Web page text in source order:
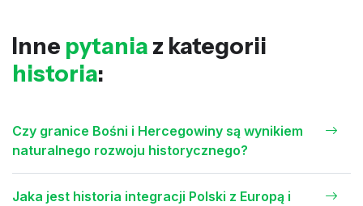
Inne pytania z kategorii
historia:
Czy granice Bośni i Hercegowiny są wynikiem
naturalnego rozwoju historycznego?
Jaka jest historia integracji Polski z Europą i